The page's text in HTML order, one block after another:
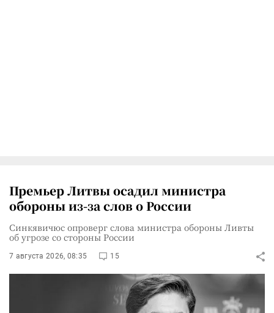
Премьер Литвы осадил министра
обороны из-за слов о России
Синкявичюс опроверг слова министра обороны Ливты
об угрозе со стороны России
7 августа 2026, 08:35 15